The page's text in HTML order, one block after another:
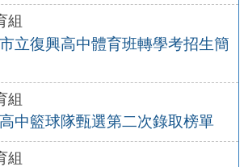
組
立復興高中體育班轉學考招生簡
組
中籃球隊甄選第二次錄取榜單
組